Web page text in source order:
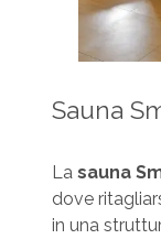
Sauna
La sauna
dove
in una